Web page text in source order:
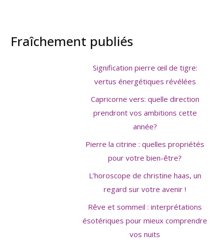
Fraîchement publiés
Signification pierre œil de tigre:
vertus énergétiques révélées
Capricorne vers: quelle direction
prendront vos ambitions cette
année?
Pierre la citrine : quelles propriétés
pour votre bien-être?
L’horoscope de christine haas, un
regard sur votre avenir !
Rêve et sommeil : interprétations
ésotériques pour mieux comprendre
vos nuits